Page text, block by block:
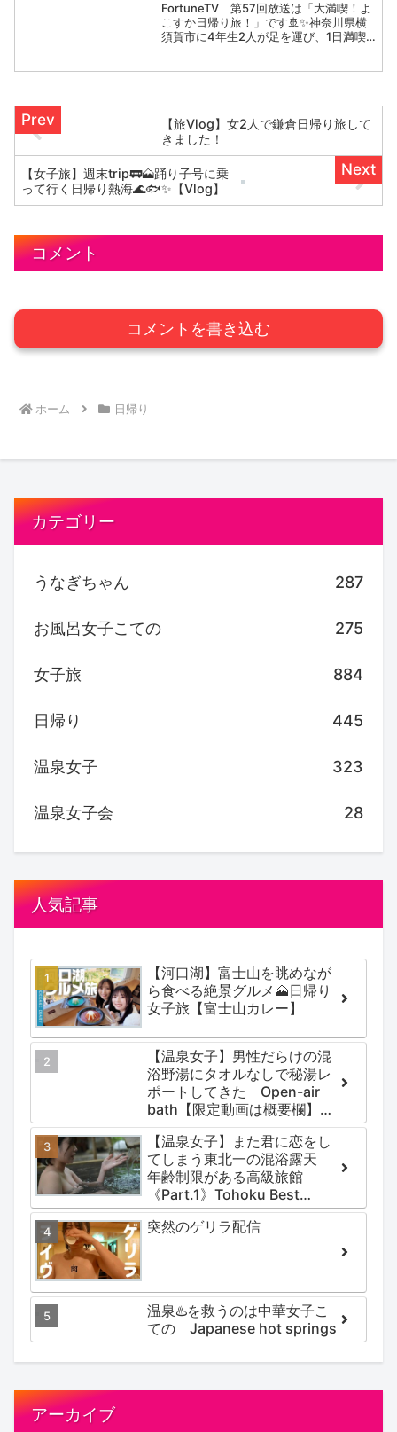
FortuneTV 第57回放送は「大満喫！よ
こすか日帰り旅！」です🚢✨神奈川県横
須賀市に4年生2人が足を運び、1日満喫
【旅Vlog】女2人で鎌倉日帰り旅して
きました！
【女子旅】週末trip🚃🗻踊り子号に乗
って行く日帰り熱海🌊🐟✨【Vlog】
コメント
コメントを書き込む
ホーム 日帰り
カテゴリー
うなぎちゃん 287
お風呂女子こての 275
女子旅 884
日帰り 445
温泉女子 323
温泉女子会 28
人気記事
【河口湖】富士山を眺めなが
ら食べる絶景グルメ🗻日帰り
女子旅【富士山カレー】
【温泉女子】男性だらけの混
浴野湯にタオルなしで秘湯レ
ポートしてきた Open-air
bath【限定動画は概要欄】尻
焼温泉郷 川の湯
【温泉女子】また君に恋をし
てしまう東北一の混浴露天
年齢制限がある高級旅館
《Part.1》Tohoku Best
Secret hotspring #japan
#koteno
突然のゲリラ配信
温泉♨️を救うのは中華女子こ
ての Japanese hot springs
アーカイブ